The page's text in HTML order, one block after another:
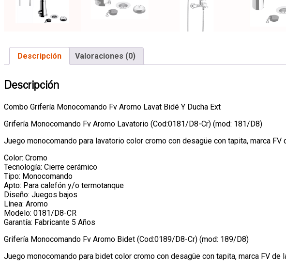
Descripción Valoraciones (0)
Descripción
Combo Grifería Monocomando Fv Aromo Lavat Bidé Y Ducha Ext
Grifería Monocomando Fv Aromo Lavatorio (Cod:0181/D8-Cr) (mod: 181/D8)
Juego monocomando para lavatorio color cromo con desagüe con tapita, marca
Color: Cromo
Tecnología: Cierre cerámico
Tipo: Monocomando
Apto: Para calefón y/o termotanque
Diseño: Juegos bajos
Línea: Aromo
Modelo: 0181/D8-CR
Garantía: Fabricante 5 Años
Grifería Monocomando Fv Aromo Bidet (Cod:0189/D8-Cr) (mod: 189/D8)
Juego monocomando para bidet color cromo con desagüe con tapita, marca FV